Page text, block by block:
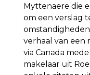
Myttenaere die
om een verslag
verhaal van een
via Canada
makelaar uit